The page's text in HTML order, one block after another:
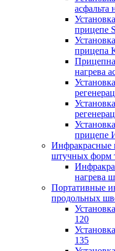
асфальта
прицепе
прицепа
нагрева
прицепе
Инфракрасные
штучных форм
нагрева
Портативные
продольных
120
135